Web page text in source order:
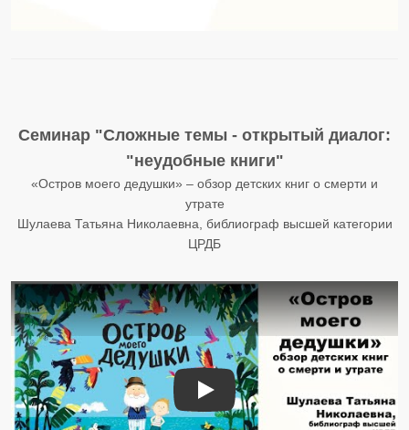
Семинар "Сложные темы - открытый диалог:
"неудобные книги"
«Остров моего дедушки» – обзор детских книг о смерти и
утрате
Шулаева Татьяна Николаевна, библиограф высшей категории
ЦРДБ
«Остров моего дедушки» – обзор